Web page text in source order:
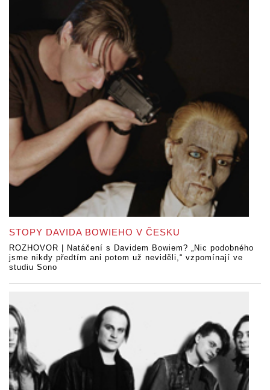
STOPY DAVIDA BOWIEHO V ČESKU
ROZHOVOR | Natáčení s Davidem Bowiem? „Nic podobného
jsme nikdy předtím ani potom už neviděli,“ vzpomínají ve
studiu Sono